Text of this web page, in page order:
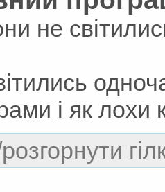
не
і як лохи